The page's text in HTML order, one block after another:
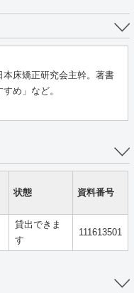
本床矯正研究会主幹。著書
め」など。
状態 資料番号
貸出できま
す
111613501